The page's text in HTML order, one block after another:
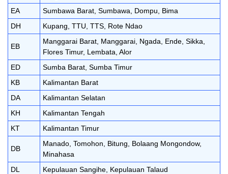
EA
Sumbawa Barat, Sumbawa, Dompu, Bima
DH
Kupang, TTU, TTS, Rote Ndao
EB
Manggarai Barat, Manggarai, Ngada, Ende, Sikka,
Flores Timur, Lembata, Alor
ED
Sumba Barat, Sumba Timur
KB
Kalimantan Barat
DA
Kalimantan Selatan
KH
Kalimantan Tengah
KT
Kalimantan Timur
DB
Manado, Tomohon, Bitung, Bolaang Mongondow,
Minahasa
DL
Kepulauan Sangihe, Kepulauan Talaud